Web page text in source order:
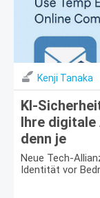
Kenji Tanaka
KI-
Ihre
denn je
Neue Tech-
Identität vor